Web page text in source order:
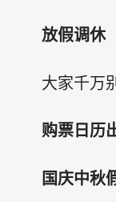
放假调休
大家千万
购票日历
国庆中秋